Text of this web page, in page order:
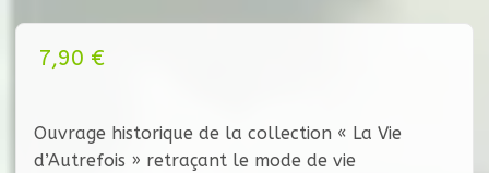
7,90 €
Ouvrage historique de la collection « La Vie
d’Autrefois » retraçant le mode de vie